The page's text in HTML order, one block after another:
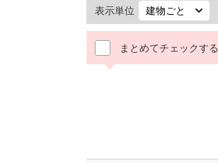
表示単位
まとめてチェックする